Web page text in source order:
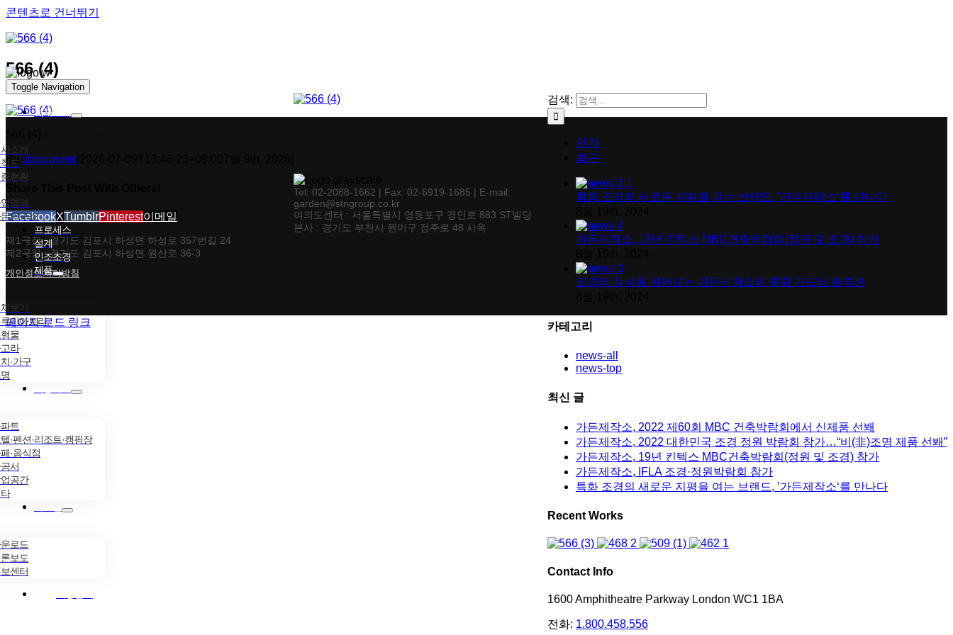
콘텐츠로 건너뛰기
Toggle Navigation
회사소개
소개
도
현황
영역
연구소
프로세스
설계
인조조경
제품
보기
미아트리
물
라
·가구
트
·펜션·리조트·캠핑장
·음식점
서
공간
로드
보도
센터
566 (4)
By starwayent|
FacebookXTumblrPinterest이메일
검색:
인기
최근
특화 조경의 새로운 지평을 여는 브랜드, ’가든제작소‘를 만나다
가든제작소, 19년 킨텍스 MBC건축박람회(정원 및 조경) 참가
조경의 상식을 뛰어넘는 가든제작소의 특화 가드닝 솔루션
카테고리
news-all
news-top
최신 글
가든제작소, 2022 제60회 MBC 건축박람회에서 신제품 선봬
가든제작소, 2022 대한민국 조경 정원 박람회 참가…“비(非)조명 제품 선봬”
가든제작소, 19년 킨텍스 MBC건축박람회(정원 및 조경) 참가
가든제작소, IFLA 조경·정원박람회 참가
특화 조경의 새로운 지평을 여는 브랜드, ’가든제작소‘를 만나다
Recent Works
Contact Info
1600 Amphitheatre Parkway London WC1 1BA
전화: 1.800.458.556
Tel: 02-2088-1662 | Fax: 02-6919-1685 | E-mail:
garden@stngroup.co.kr
여의도센터 : 서울특별시 영등포구 경인로 883 ST빌딩
본사 : 경기도 부천시 원미구 정주로 48 사옥
제1공장 : 경기도 김포시 하성면 하성로 357번길 24
제2공장 : 경기도 김포시 하성면 원산로 36-3
개인정보처리방침
페이지 로드 링크